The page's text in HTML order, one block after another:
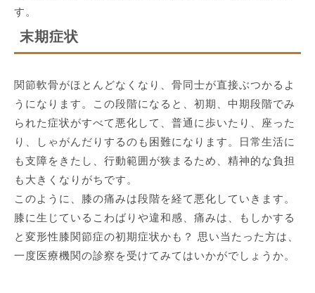
す。
末期症状
関節軟骨がほとんどなくなり、骨同士が直接ぶつかるよ
うになります。この段階になると、初期、中期段階でみ
られた症状がすべて悪化して、普通に歩いたり、座った
り、しゃがんだりするのも困難になります。日常生活に
も支障をきたし、行動範囲が狭まるため、精神的な負担
も大きくなりがちです。
このように、膝の痛みは段階を経て悪化していきます。
膝に生じているこわばりや違和感、痛みは、もしかする
と変形性膝関節症の初期症状かも？ 思い当たった方は、
一度医療機関の診察を受けてみてはいかがでしょうか。